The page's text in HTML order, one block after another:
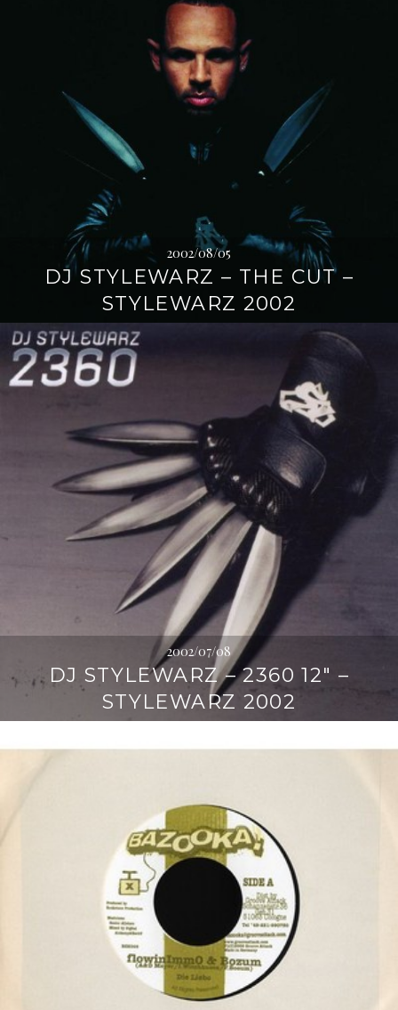
2002/08/05
DJ STYLEWARZ – THE CUT –
STYLEWARZ 2002
2002/07/08
DJ STYLEWARZ – 2360 12″ –
STYLEWARZ 2002